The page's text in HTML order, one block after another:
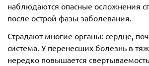
наблюдаются опасные осложнения
после острой фазы заболевания.
Страдают многие органы: сердце,
система. У перенесших болезнь в
нередко повышается